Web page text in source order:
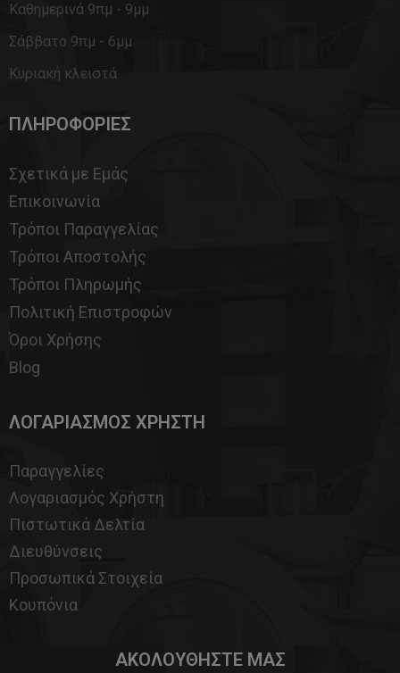
Καθημερινά 9πμ - 9μμ
Σάββατο 9πμ - 6μμ
Κυριακή κλειστά
ΠΛΗΡΟΦΟΡΙΕΣ
Σχετικά με Εμάς
Επικοινωνία
Τρόποι Παραγγελίας
Τρόποι Αποστολής
Τρόποι Πληρωμής
Πολιτική Επιστροφών
Όροι Χρήσης
Blog
ΛΟΓΑΡΙΑΣΜΟΣ ΧΡΗΣΤΗ
Παραγγελίες
Λογαριασμός Χρήστη
Πιστωτικά Δελτία
Διευθύνσεις
Προσωπικά Στοιχεία
Κουπόνια
ΑΚΟΛΟΥΘΗΣΤΕ ΜΑΣ